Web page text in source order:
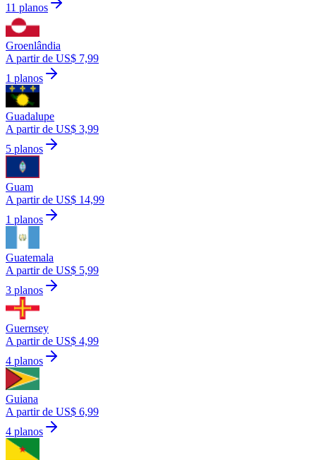
11 planos
Groenlândia
A partir de US$ 7,99
1 planos
Guadalupe
A partir de US$ 3,99
5 planos
Guam
A partir de US$ 14,99
1 planos
Guatemala
A partir de US$ 5,99
3 planos
Guernsey
A partir de US$ 4,99
4 planos
Guiana
A partir de US$ 6,99
4 planos